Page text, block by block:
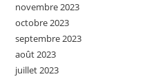
novembre 2023
octobre 2023
septembre 2023
août 2023
juillet 2023